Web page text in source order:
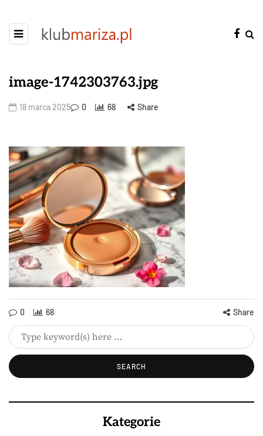
image-1742303763.jpg
18 marca 2025 0 68 Share
0 68 Share
Kategorie